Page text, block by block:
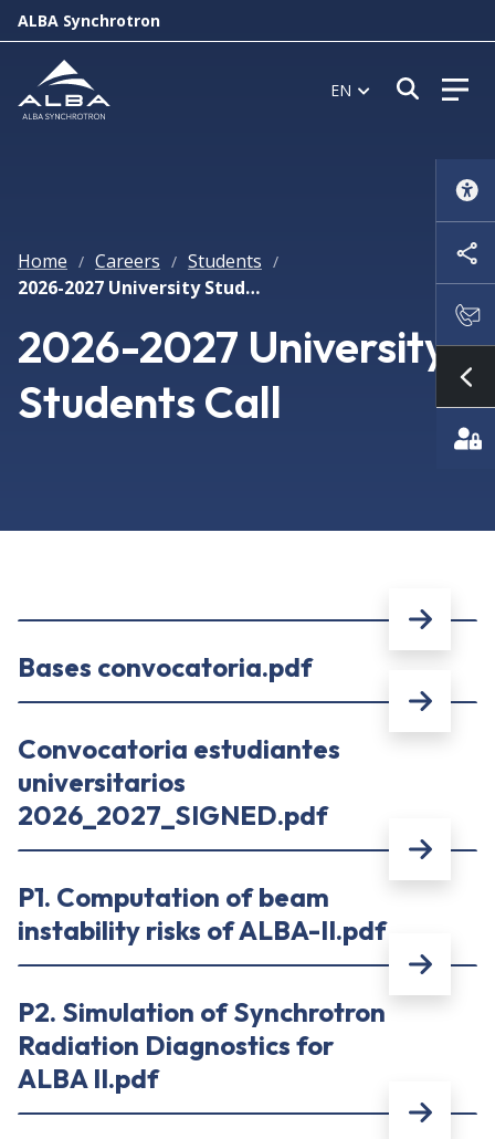
ALBA Synchrotron
EN Open
Home / Careers / Students /
2026-2027 University Students Call
2026-2027 University
Students Call
Bases convocatoria.pdf
Convocatoria estudiantes
universitarios
2026_2027_SIGNED.pdf
P1. Computation of beam
instability risks of ALBA-II.pdf
P2. Simulation of Synchrotron
Radiation Diagnostics for
ALBA II.pdf